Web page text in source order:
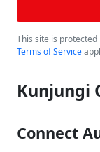
This site is protected
Terms of Service
Kunjungi
Connect